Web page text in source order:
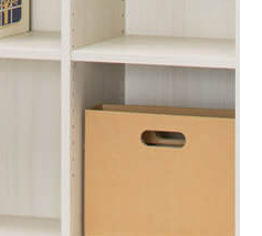
高さ1854mm